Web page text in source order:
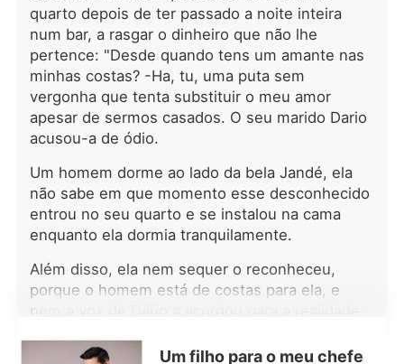
o título de Luna nem marca de
companheira, apenas lençóis frios e
olhares mais frios ainda. Quando sua
irmã perfeita voltou, na mesma noite
em que o Kieran pediu o divórcio, sua
família ficou feliz em ver seu
casamento desfeito. Seraphina não
verdades chocantes vieram à tona: ☽
Aquela noite não foi um acidente; ☽
Seu "defeito" era, na verdade, um
dom raro; ☽ E agora todos os Alfas,
para reivindicá-la. Pena que ela
estava cansada de ser controlada.
prendia contra a parede. O calor dele
quarto depois de ter passado a noite inteira
num bar, a rasgar o dinheiro que não lhe
pertence: "Desde quando tens um amante nas
minhas costas? -Ha, tu, uma puta sem
vergonha que tenta substituir o meu amor
apesar de sermos casados. O seu marido Dario
acusou-a de ódio.
Um homem dorme ao lado da bela Jandé, ela
não sabe em que momento esse desconhecido
entrou no seu quarto e se instalou na cama
enquanto ela dormia tranquilamente.
Além disso, ela nem sequer o reconheceu,
porque o homem está de costas para ela, e
nem a voz de Dário a acordou para a realidade.
O marido arrastou-a para fora do quarto,
Um filho para o meu chefe